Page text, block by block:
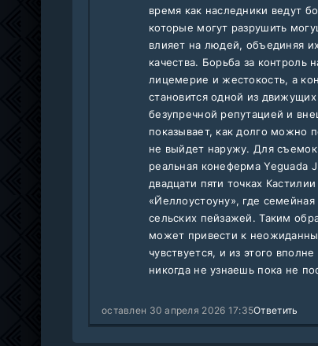
время как наследники ведут
которые могут разрушить
влияет на людей, объединяя
качества. Борьба за
лицемерие и жестокость, а
становится одной из
безупречной репутацией и
показывает, как долго можно
не выйдет наружу. Для
реальная конеферма Yeguada
двадцати пяти точках
«Йеллоустоуну», где
сельских пейзажей. Таким
может привести к
чувствуется, и из этого
никогда не узнаешь пока не
оставлен 30 апреля 2026 17:35Ответить